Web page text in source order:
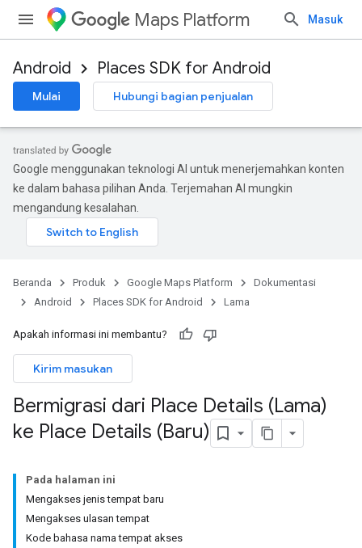
Maps Platform Masuk
Android Places SDK for Android
Mulai Hubungi bagian penjualan
Google menggunakan teknologi AI untuk menerjemahkan konten
ke dalam bahasa pilihan Anda. Terjemahan AI mungkin
mengandung kesalahan.
Beranda Produk Google Maps Platform
Dokumentasi
Android
Places SDK for Android Lama
Apakah informasi ini membantu?
Kirim masukan
Bermigrasi dari Place Details (Lama)
ke Place Details (Baru)
Pada halaman ini
Mengakses jenis tempat baru
Mengakses ulasan tempat
Kode bahasa nama tempat akses